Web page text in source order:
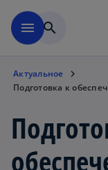
menu search
Актуальное
Подготовка к